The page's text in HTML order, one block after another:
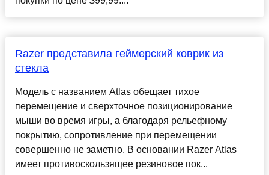
Razer представила геймерский коврик из
стекла
Модель с названием Atlas обещает тихое
перемещение и сверхточное позиционирование
мыши во время игры, а благодаря рельефному
покрытию, сопротивление при перемещении
совершенно не заметно. В основании Razer Atlas
имеет противоскользящее резиновое пок...